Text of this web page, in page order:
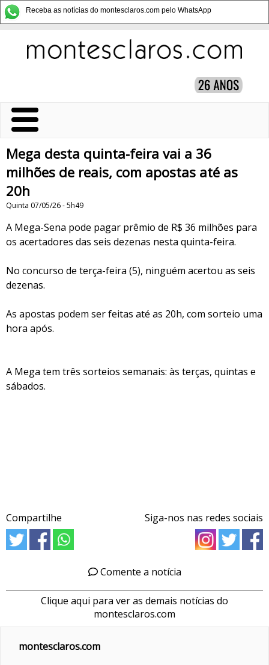
Receba as notícias do montesclaros.com pelo WhatsApp
Mega desta quinta-feira vai a 36
milhões de reais, com apostas até as
20h
Quinta 07/05/26 - 5h49
A Mega-Sena pode pagar prêmio de R$ 36 milhões para
os acertadores das seis dezenas nesta quinta-feira.
No concurso de terça-feira (5), ninguém acertou as seis
dezenas.
As apostas podem ser feitas até as 20h, com sorteio uma
hora após.
A Mega tem três sorteios semanais: às terças, quintas e
sábados.
Compartilhe Siga-nos nas redes sociais
Comente a notícia
Clique aqui para ver as demais notícias do
montesclaros.com
montesclaros.com